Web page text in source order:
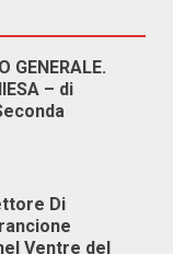
GENERALE.
– di
Di
Ventre del